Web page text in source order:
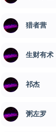
猎者营
生财有术
祁杰
粥左罗